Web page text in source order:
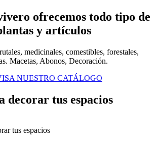
ofrecemos todo tipo de
y artículos
medicinales, comestibles, forestales,
Macetas, Abonos, Decoración.
NUESTRO CATÁLOGO
decorar tus espacios